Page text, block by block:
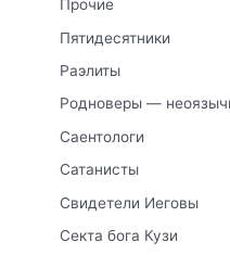
Прочие
Пятидесятники
Раэлиты
Родноверы —
Саентологи
Сатанисты
Свидетели Иеговы
Секта бога Кузи